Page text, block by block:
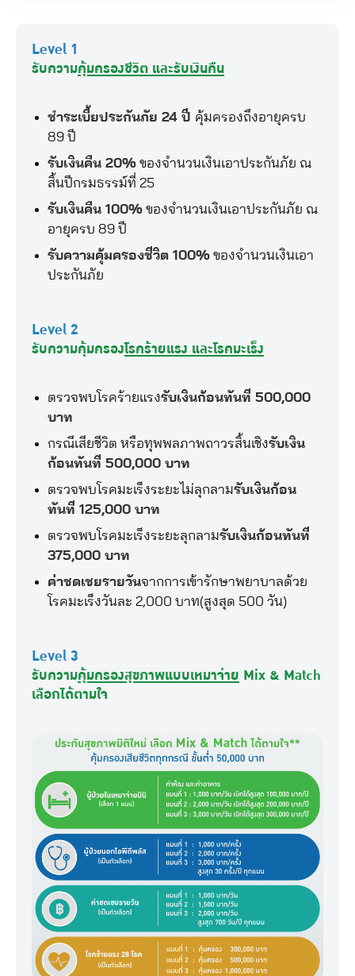
Level 1
รับความคุ้มครองชีวิต และรับเงินคืน
ชำระเบี้ยประกันภัย 24 ปี คุ้มครองถึงอายุครบ
89 ปี
รับเงินคืน 20% ของจำนวนเงินเอาประกันภัย ณ
สิ้นปีกรมธรรม์ที่ 25
รับเงินคืน 100% ของจำนวนเงินเอาประกันภัย ณ
อายุครบ 89 ปี
รับความคุ้มครองชีวิต 100% ของจำนวนเงินเอา
ประกันภัย
Level 2
รับความคุ้มครองโรคร้ายแรง และโรคมะเร็ง
ตรวจพบโรคร้ายแรงรับเงินก้อนทันที 500,000
บาท
กรณีเสียชีวิต หรือทุพพลภาพถาวรสิ้นเชิงรับเงิน
ก้อนทันที 500,000 บาท
ตรวจพบโรคมะเร็งระยะไม่ลุกลามรับเงินก้อน
ทันที 125,000 บาท
ตรวจพบโรคมะเร็งระยะลุกลามรับเงินก้อนทันที
375,000 บาท
ค่าชดเชยรายวันจากการเข้ารักษาพยาบาลด้วย
โรคมะเร็งวันละ 2,000 บาท(สูงสุด 500 วัน)
Level 3
รับความคุ้มครองสุขภาพแบบเหมาจ่าย Mix & Match
เลือกได้ตามใจ